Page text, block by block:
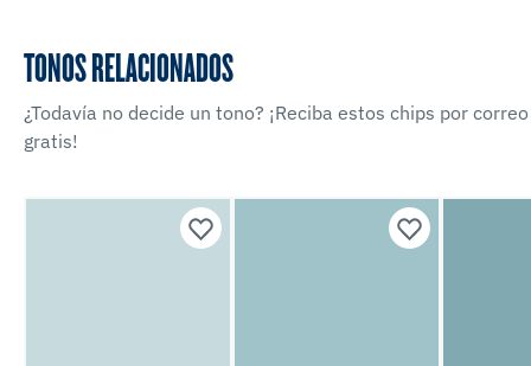
TONOS RELACIONADOS
¿Todavía no decide un tono? ¡Reciba estos chips por correo
gratis!